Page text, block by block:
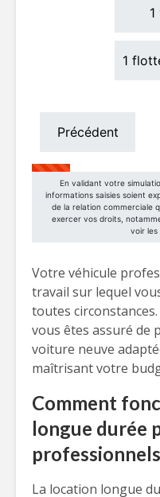
Votre véhicule
travail sur lequel
toutes
vous êtes assuré de
voiture neuve
maîtrisant votre
Comment
longue durée
La location longue